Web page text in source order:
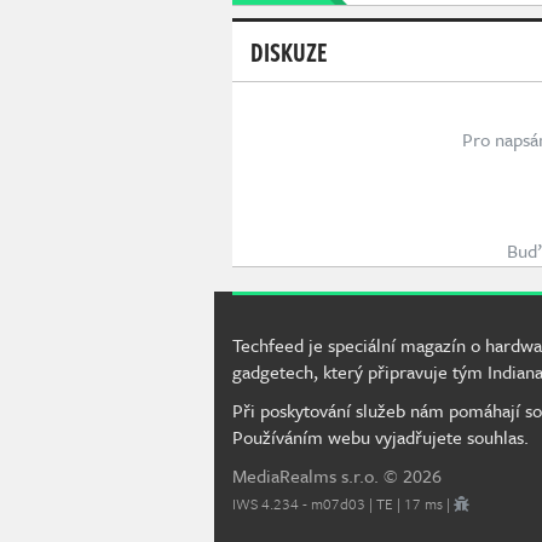
DISKUZE
Pro
Techfeed je speciální magazín o
gadgetech, který připravuje tým
Při poskytování služeb nám pomáhají
Používáním webu vyjadřujete souhlas.
MediaRealms s.r.o. © 2026
IWS 4.234 - m07d03 | TE | 17 ms |